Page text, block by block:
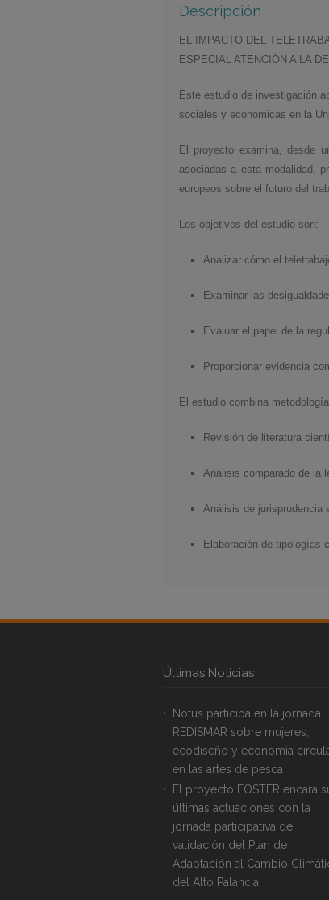
Descripción
EL IMPACTO DEL
ESPECIAL ATENCIÓN A LA
Este estudio de investigación
sociales y económicas en la
El proyecto examina, desde
asociadas a esta modalidad,
europeos sobre el futuro del
Los objetivos del estudio son:
Analizar cómo el
Examinar las
Evaluar el papel de la
Proporcionar evidencia
El estudio combina
Revisión de literatura
Análisis comparado de la
Análisis de jurisprudencia
Elaboración de tipologías
Últimas Noticias
Notus participa en la jornada
REDISMAR sobre mujeres,
ecodiseño y economía
en las artes de pesca
El proyecto FOSTER encara
últimas actuaciones con la
jornada participativa de
validación del Plan de
Adaptación al Cambio
del Alto Palancia